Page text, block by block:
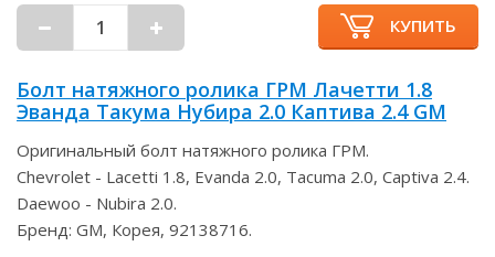
КУПИТЬ
Болт натяжного ролика ГРМ Лачетти 1.8
Эванда Такума Нубира 2.0 Каптива 2.4 GM
Оригинальный болт натяжного ролика ГРМ.
Chevrolet - Lacetti 1.8, Evanda 2.0, Tacuma 2.0, Captiva 2.4.
Daewoo - Nubira 2.0.
Бренд: GM, Корея, 92138716.